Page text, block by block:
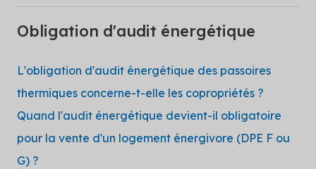
Obligation d'audit énergétique
L'obligation d'audit énergétique des passoires
thermiques concerne-t-elle les copropriétés ?
Quand l'audit énergétique devient-il obligatoire
pour la vente d'un logement énergivore (DPE F ou
G) ?